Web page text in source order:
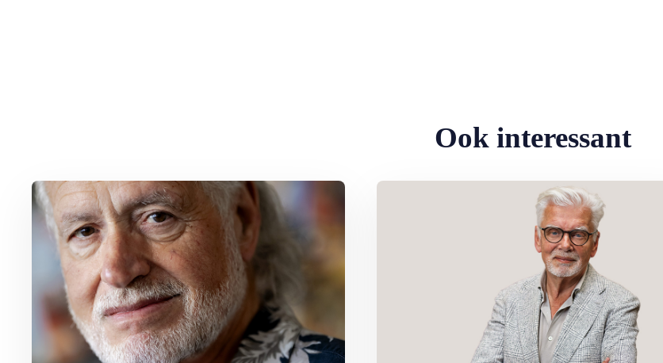
Ook interessant
Lees meer over George Baker (81) blijft liedjes schrijven en optreden: ‘Ik doe wat ik leuk vind’Lees meer over Column Jan Slagter: Samen staan we sterk